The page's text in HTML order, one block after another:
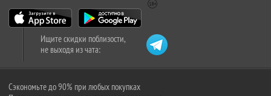
Ищите скидки поблизости,
не выходя из чата:
Сэкономьте до 90% при любых покупках